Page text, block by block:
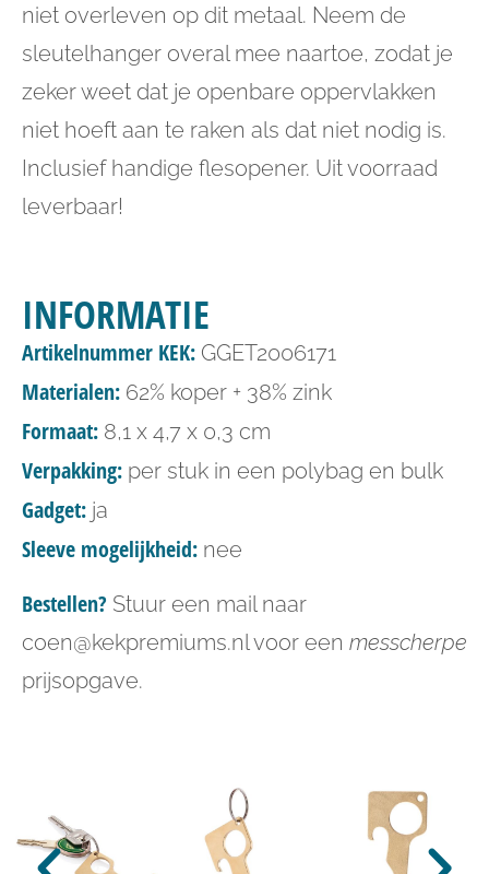
niet overleven op dit metaal. Neem de
sleutelhanger overal mee naartoe, zodat je
zeker weet dat je openbare oppervlakken
niet hoeft aan te raken als dat niet nodig is.
Inclusief handige flesopener. Uit voorraad
leverbaar!
INFORMATIE
Artikelnummer KEK: GGET2006171
Materialen: 62% koper + 38% zink
Formaat: 8,1 x 4,7 x 0,3 cm
Verpakking: per stuk in een polybag en bulk
Gadget: ja
Sleeve mogelijkheid: nee
Bestellen? Stuur een mail naar
coen@kekpremiums.nl voor een messcherpe
prijsopgave.